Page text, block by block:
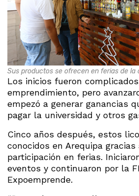
Sus productos se ofrecen en ferias de la
Los inicios fueron
emprendimiento, pero
empezó a generar ganancias
pagar la universidad y otros
Cinco años después, estos
conocidos en Arequipa gracias
participación en ferias.
eventos y continuaron por la
Expoemprende.